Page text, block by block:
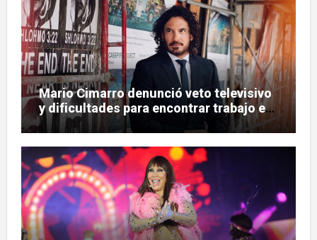
Mario Cimarro denunció veto televisivo
y dificultades para encontrar trabajo en
la actuación